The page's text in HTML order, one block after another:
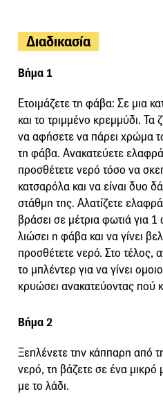
Διαδικασία
Βήμα 1
Ετοιμάζετε τη φάβα: Σε μια
και το τριμμένο κρεμμύδι. Τα
να αφήσετε να πάρει χρώμα
τη φάβα. Ανακατεύετε
προσθέτετε νερό τόσο να
κατσαρόλα και να είναι δυο
στάθμη της. Αλατίζετε
βράσει σε μέτρια φωτιά για
λιώσει η φάβα και να γίνει
προσθέτετε νερό. Στο τέλος,
το μπλέντερ για να γίνει
κρυώσει ανακατεύοντας πού
Βήμα 2
Ξεπλένετε την κάππαρη από
νερό, τη βάζετε σε ένα μικρό
με το λάδι.